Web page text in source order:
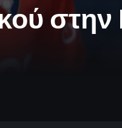
στην